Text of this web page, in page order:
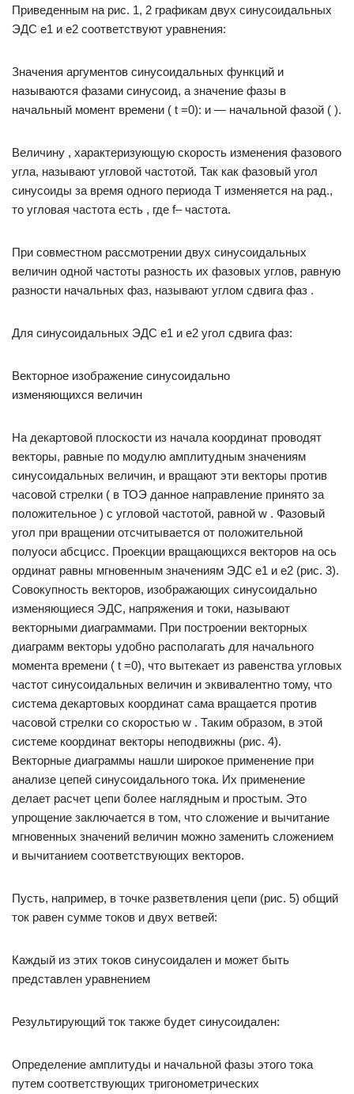
Приведенным на рис. 1, 2 графикам двух синусоидальных
ЭДС е1 и е2 соответствуют уравнения:
Значения аргументов синусоидальных функций и
называются фазами синусоид, а значение фазы в
начальный момент времени ( t =0): и — начальной фазой ( ).
Величину , характеризующую скорость изменения фазового
угла, называют угловой частотой. Так как фазовый угол
синусоиды за время одного периода Т изменяется на рад.,
то угловая частота есть , где f– частота.
При совместном рассмотрении двух синусоидальных
величин одной частоты разность их фазовых углов, равную
разности начальных фаз, называют углом сдвига фаз .
Для синусоидальных ЭДС е1 и е2 угол сдвига фаз:
Векторное изображение синусоидально
изменяющихся величин
На декартовой плоскости из начала координат проводят
векторы, равные по модулю амплитудным значениям
синусоидальных величин, и вращают эти векторы против
часовой стрелки ( в ТОЭ данное направление принято за
положительное ) с угловой частотой, равной w . Фазовый
угол при вращении отсчитывается от положительной
полуоси абсцисс. Проекции вращающихся векторов на ось
ординат равны мгновенным значениям ЭДС е1 и е2 (рис. 3).
Совокупность векторов, изображающих синусоидально
изменяющиеся ЭДС, напряжения и токи, называют
векторными диаграммами. При построении векторных
диаграмм векторы удобно располагать для начального
момента времени ( t =0), что вытекает из равенства угловых
частот синусоидальных величин и эквивалентно тому, что
система декартовых координат сама вращается против
часовой стрелки со скоростью w . Таким образом, в этой
системе координат векторы неподвижны (рис. 4).
Векторные диаграммы нашли широкое применение при
анализе цепей синусоидального тока. Их применение
делает расчет цепи более наглядным и простым. Это
упрощение заключается в том, что сложение и вычитание
мгновенных значений величин можно заменить сложением
и вычитанием соответствующих векторов.
Пусть, например, в точке разветвления цепи (рис. 5) общий
ток равен сумме токов и двух ветвей:
Каждый из этих токов синусоидален и может быть
представлен уравнением
Результирующий ток также будет синусоидален:
Определение амплитуды и начальной фазы этого тока
путем соответствующих тригонометрических